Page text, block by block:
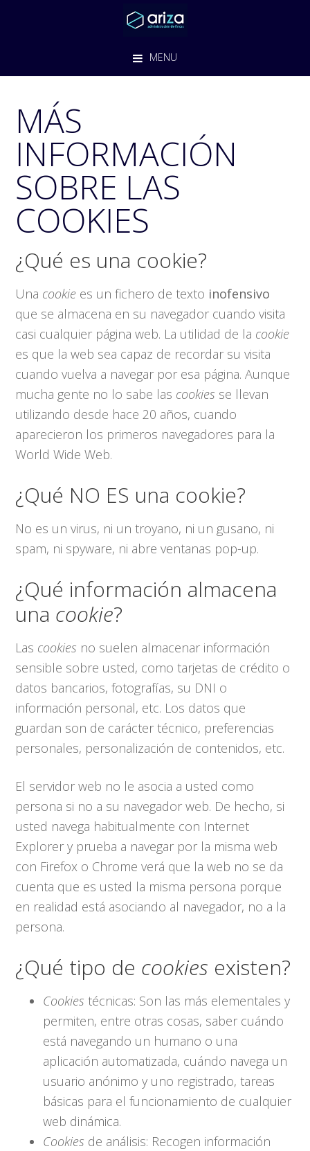
navegación
principal
de
MENU
MÁS
INFORMACIÓN
SOBRE LAS
COOKIES
¿Qué es una cookie?
Una cookie es un fichero de texto inofensivo
que se almacena en su navegador cuando visita
casi cualquier página web. La utilidad de la cookie
es que la web sea capaz de recordar su visita
cuando vuelva a navegar por esa página. Aunque
mucha gente no lo sabe las cookies se llevan
utilizando desde hace 20 años, cuando
aparecieron los primeros navegadores para la
World Wide Web.
¿Qué NO ES una cookie?
No es un virus, ni un troyano, ni un gusano, ni
spam, ni spyware, ni abre ventanas pop-up.
¿Qué información almacena
una cookie?
Las cookies no suelen almacenar información
sensible sobre usted, como tarjetas de crédito o
datos bancarios, fotografías, su DNI o
información personal, etc. Los datos que
guardan son de carácter técnico, preferencias
personales, personalización de contenidos, etc.
El servidor web no le asocia a usted como
persona si no a su navegador web. De hecho, si
usted navega habitualmente con Internet
Explorer y prueba a navegar por la misma web
con Firefox o Chrome verá que la web no se da
cuenta que es usted la misma persona porque
en realidad está asociando al navegador, no a la
persona.
¿Qué tipo de cookies existen?
Cookies técnicas: Son las más elementales y
permiten, entre otras cosas, saber cuándo
está navegando un humano o una
aplicación automatizada, cuándo navega un
usuario anónimo y uno registrado, tareas
básicas para el funcionamiento de cualquier
web dinámica.
Cookies de análisis: Recogen información